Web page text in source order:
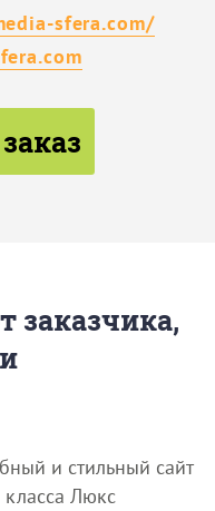
sfera.com/
заказчика,
и стильный сайт
Люкс